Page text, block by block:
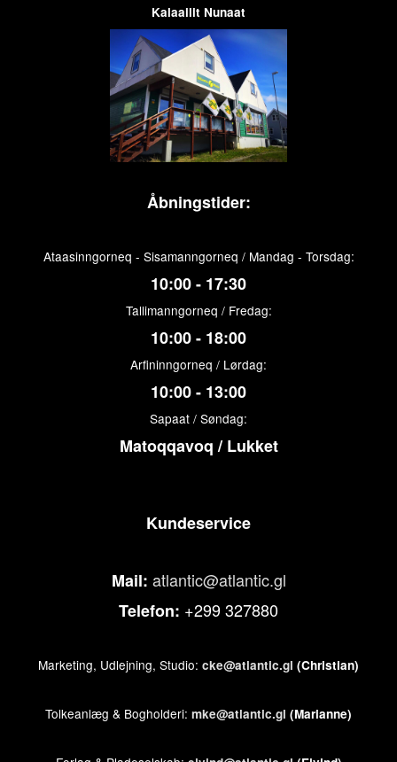
Kalaallit Nunaat
Åbningstider:
Ataasinngorneq - Sisamanngorneq / Mandag - Torsdag:
10:00 - 17:30
Tallimanngorneq / Fredag:
10:00 - 18:00
Arfininngorneq / Lørdag:
10:00 - 13:00
Sapaat / Søndag:
Matoqqavoq / Lukket
Kundeservice
Mail: atlantic@atlantic.gl
Telefon: +299 327880
Marketing, Udlejning, Studio: cke@atlantic.gl (Christian)
Tolkeanlæg & Bogholderi: mke@atlantic.gl (Marianne)